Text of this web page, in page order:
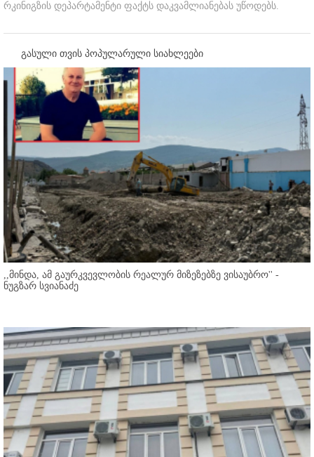
რკინიგზის დეპარტამენტი ფაქტს დაკვამლიანებას უწოდებს.
გასული თვის პოპულარული სიახლეები
,,მინდა, ამ გაურკვევლობის რეალურ მიზეზებზე ვისაუბრო'' -
ნუგზარ სვიანაძე